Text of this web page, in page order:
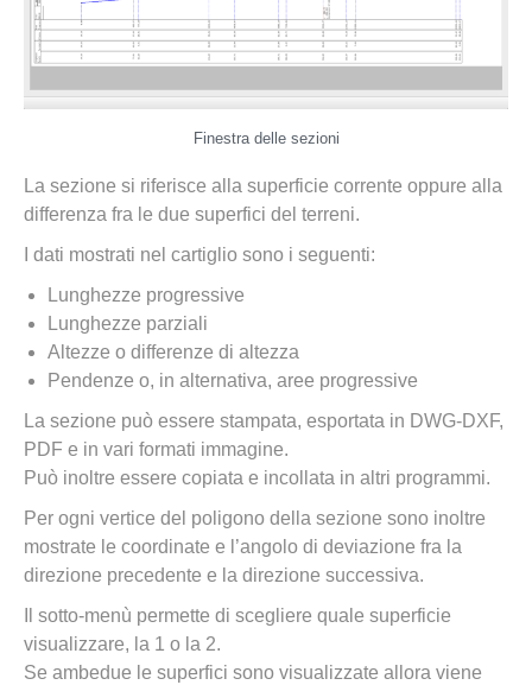
Finestra delle sezioni
La sezione si riferisce alla superficie corrente oppure alla
differenza fra le due superfici del terreni.
I dati mostrati nel cartiglio sono i seguenti:
Lunghezze progressive
Lunghezze parziali
Altezze o differenze di altezza
Pendenze o, in alternativa, aree progressive
La sezione può essere stampata, esportata in DWG-DXF,
PDF e in vari formati immagine.
Può inoltre essere copiata e incollata in altri programmi.
Per ogni vertice del poligono della sezione sono inoltre
mostrate le coordinate e l’angolo di deviazione fra la
direzione precedente e la direzione successiva.
Il sotto-menù permette di scegliere quale superficie
visualizzare, la 1 o la 2.
Se ambedue le superfici sono visualizzate allora viene